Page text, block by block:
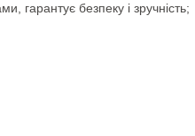
гарантує безпеку і зручність;